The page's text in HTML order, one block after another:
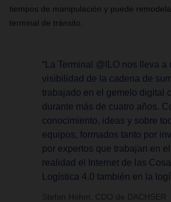
tiempos de manipulación y puede
terminal de tránsito.
“La Terminal @ILO nos lleva
visibilidad de la cadena de
trabajado en el gemelo digital
durante más de cuatro años.
conocimiento, ideas y sobre
equipos, formados tanto por
por expertos que trabajan en
realidad el Internet de las
Logística 4.0 también en la
Stefan Hohm, CDO de DACHSER